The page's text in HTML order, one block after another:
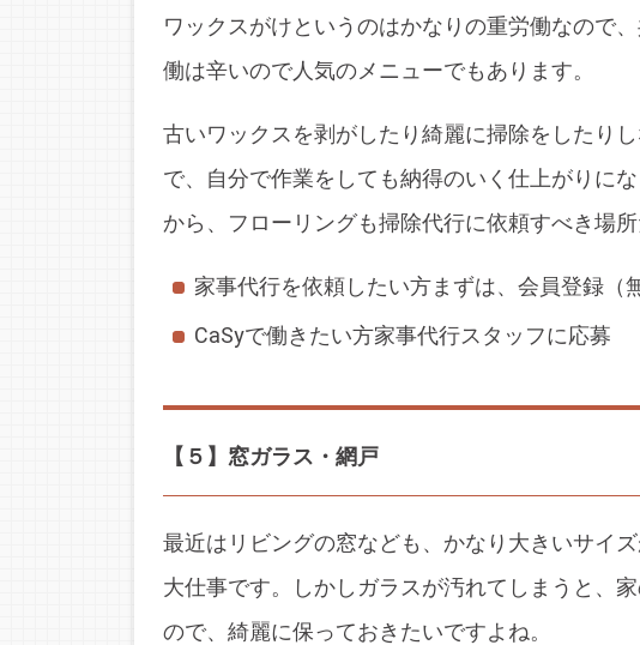
ワックスがけというのはかなりの重労働なので
働は辛いので人気のメニューでもあります。
古いワックスを剥がしたり綺麗に掃除をしたり
で、自分で作業をしても納得のいく仕上がりに
から、フローリングも掃除代行に依頼すべき場所
家事代行を依頼したい方まずは、会員登録（
CaSyで働きたい方家事代行スタッフに応募
【５】窓ガラス・網戸
最近はリビングの窓なども、かなり大きいサイ
大仕事です。しかしガラスが汚れてしまうと、
ので、綺麗に保っておきたいですよね。